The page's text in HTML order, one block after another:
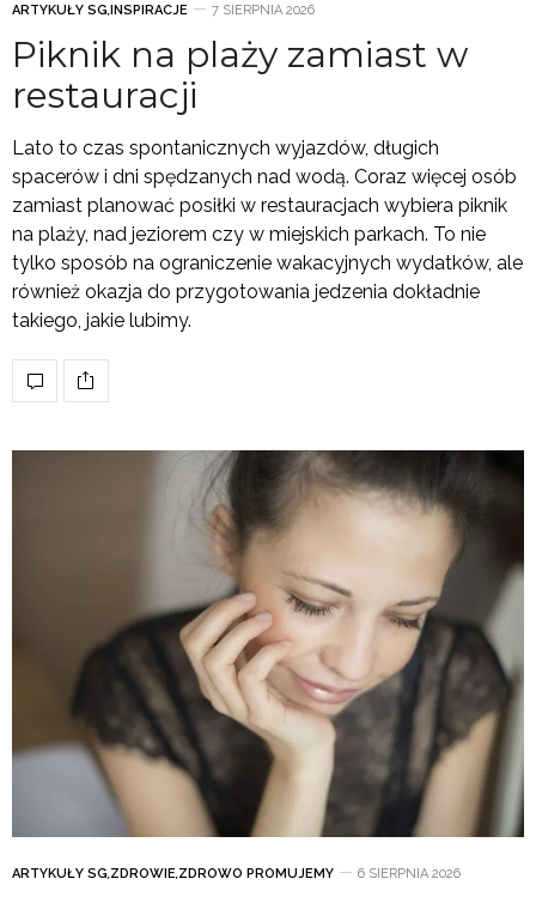
ARTYKUŁY SG INSPIRACJE 7 SIERPNIA 2026
Piknik na plaży zamiast w
restauracji
Lato to czas spontanicznych wyjazdów, długich
spacerów i dni spędzanych nad wodą. Coraz więcej osób
zamiast planować posiłki w restauracjach wybiera piknik
na plaży, nad jeziorem czy w miejskich parkach. To nie
tylko sposób na ograniczenie wakacyjnych wydatków, ale
również okazja do przygotowania jedzenia dokładnie
takiego, jakie lubimy.
ARTYKUŁY SG,ZDROWIE,ZDROWO PROMUJEMY 6 SIERPNIA 2026